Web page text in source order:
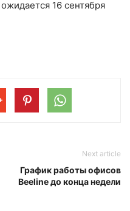
16 сентября
Next article
График работы офисов
Beeline до конца недели